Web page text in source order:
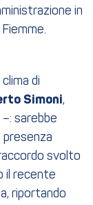
in
di
Simoni,
sarebbe
presenza
svolto
il recente
riportando